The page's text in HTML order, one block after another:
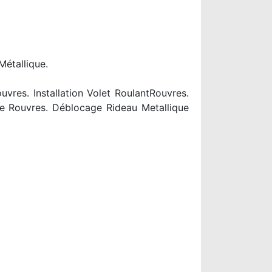
Installation Volet RoulantRouvres.
Rouvres. Déblocage Rideau Metallique